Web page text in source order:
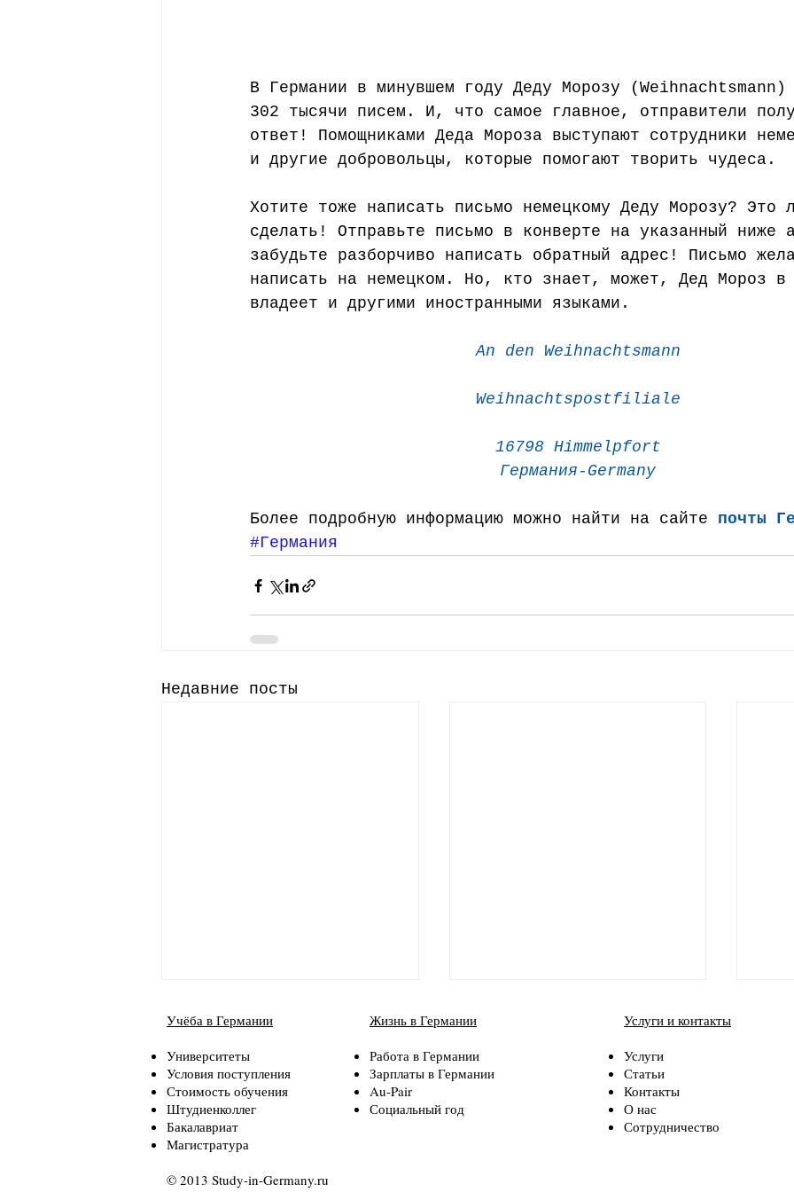
В Германии в минувшем году Деду Морозу
302 тысячи писем. И, что самое главное, отправители
ответ! Помощниками Деда Мороза выступают сотрудники
и другие добровольцы, которые помогают творить чудеса.
Хотите тоже написать письмо немецкому Деду Морозу? Это
сделать! Отправьте письмо в конверте на указанный
забудьте разборчиво написать обратный адрес! Письмо
написать на немецком. Но, кто знает, может, Дед Мороз
владеет и другими иностранными языками.
An den Weihnachtsmann
Weihnachtspostfiliale
16798 Himmelpfort
Германия-Germany
Более подробную информацию можно найти на сайте почты
#Германия
Недавние посты
Обзор студенческого
общежития в Аугсбурге
Учёба в Германии
Университеты
Условия поступления
Стоимость обучения
Штудиенколлег
Бакалавриат
Магистратура
© 2013 Study-in-Germany.ru
Жизнь в Германии
Работа в Германии
Зарплаты в Германии
Au-Pair
Социальный год
Услуги и контакты
Услуги
Статьи
Контакты
О нас
Сотрудничество